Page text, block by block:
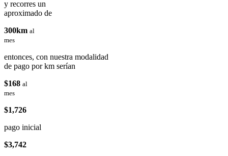
y recorres un
aproximado de
300km al
mes
entonces, con nuestra modalidad
de pago por km serían
$168 al
mes
$1,726
pago inicial
$3,742